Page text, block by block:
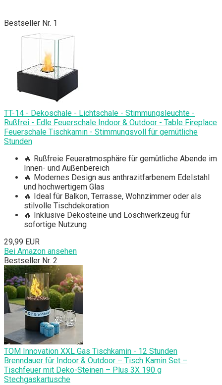
Bestseller Nr. 1
TT-14 - Dekoschale - Lichtschale - Stimmungsleuchte -
Rußfrei - Edle Feuerschale Indoor & Outdoor - Table Fireplace
Feuerschale Tischkamin - Stimmungsvoll für gemütliche
Stunden
🔥 Rußfreie Feueratmosphäre für gemütliche Abende im
Innen- und Außenbereich
🔥 Modernes Design aus anthrazitfarbenem Edelstahl
und hochwertigem Glas
🔥 Ideal für Balkon, Terrasse, Wohnzimmer oder als
stilvolle Tischdekoration
🔥 Inklusive Dekosteine und Löschwerkzeug für
sofortige Nutzung
29,99 EUR
Bei Amazon ansehen
Bestseller Nr. 2
TOM Innovation XXL Gas Tischkamin - 12 Stunden
Brenndauer für Indoor & Outdoor – Tisch Kamin Set –
Tischfeuer mit Deko-Steinen – Plus 3X 190 g
Stechgaskartusche